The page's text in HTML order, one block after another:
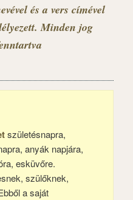
és a vers címével
Minden jog
születésnapra,
anyák napjára,
esküvőre.
szülőknek,
a saját